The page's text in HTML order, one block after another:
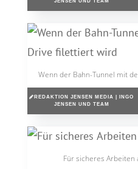
Wenn der Bahn-Tunnel mit
REDAKTION JENSEN MEDIA | INGO
JENSEN UND TEAM
Für sicheres Arbeiten